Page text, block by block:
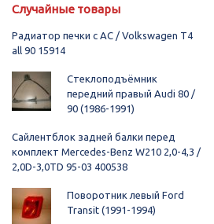
Случайные товары
Радиатор печки с AC / Volkswagen T4
all 90 15914
Стеклоподъёмник
передний правый Audi 80 /
90 (1986-1991)
Сайлентблок задней балки перед
комплект Mercedes-Benz W210 2,0-4,3 /
2,0D-3,0TD 95-03 400538
Поворотник левый Ford
Transit (1991-1994)